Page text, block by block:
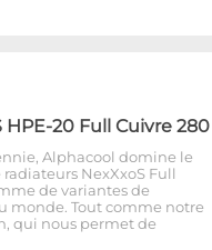
20 Full Cuivre 280
Alphacool domine le
NexXxoS Full
de variantes de
monde. Tout comme notre
qui nous permet de